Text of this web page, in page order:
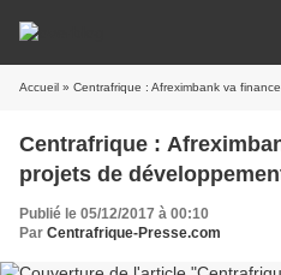
Accueil » Centrafrique : Afreximbank va
Centrafrique :
projets de
Publié le 05/12/2017 à 00:10
Par Centrafrique-Presse.com